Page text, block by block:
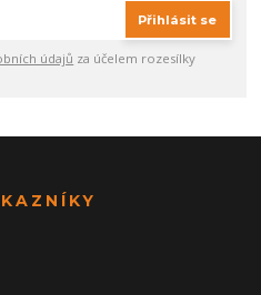
Přihlásit se
údajů za účelem rozesílky